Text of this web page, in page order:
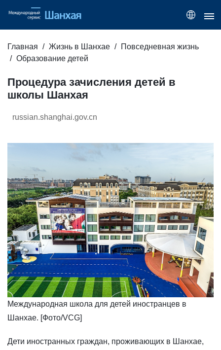
Главная Жизнь в Шанхае
Повседневная жизнь
Образование детей
Процедура зачисления детей в
школы Шанхая
russian.shanghai.gov.cn
Международная школа для детей иностранцев в
Шанхае. [Фото/VCG]
​Дети иностранных граждан, проживающих в Шанхае,